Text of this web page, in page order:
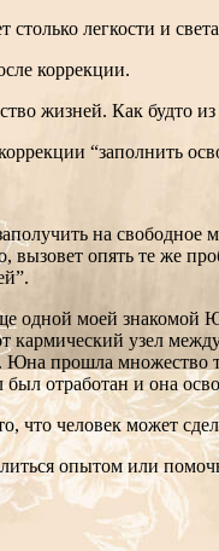
легкости и
коррекции.
жизней. Как будто
“заполнить
на свободное
вызовет опять те же
одной моей
кармический узел
прошла
отработан и она
что человек может
опытом или